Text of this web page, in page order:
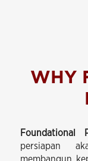
WHY
Foundational
persiapan